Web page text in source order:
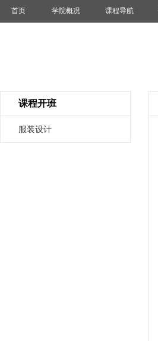
首页 学院概况 课程导航
课程开班
服装设计